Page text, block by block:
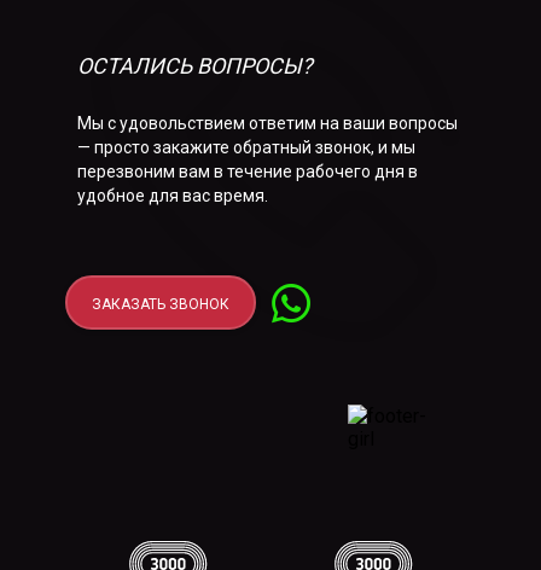
ОСТАЛИСЬ ВОПРОСЫ?
Мы с удовольствием ответим на ваши вопросы
— просто закажите обратный звонок, и мы
перезвоним вам в течение рабочего дня в
удобное для вас время.
ЗАКАЗАТЬ ЗВОНОК